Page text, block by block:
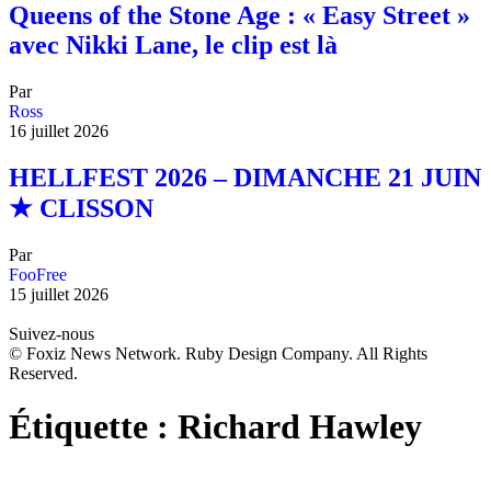
Queens of the Stone Age : « Easy Street »
avec Nikki Lane, le clip est là
Par
Ross
16 juillet 2026
HELLFEST 2026 – DIMANCHE 21 JUIN
★ CLISSON
Par
FooFree
15 juillet 2026
Suivez-nous
© Foxiz News Network. Ruby Design Company. All Rights
Reserved.
Étiquette : Richard Hawley